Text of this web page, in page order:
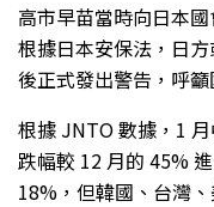
高市早苗當時向日本
根據日本安保法，日
後正式發出警告，呼
根據 JNTO 數據，1
跌幅較 12 月的 45%
18%，但韓國、台灣